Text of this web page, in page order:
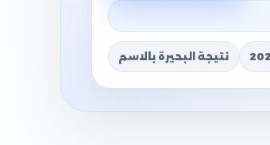
نتيجة البحيرة بالاسم